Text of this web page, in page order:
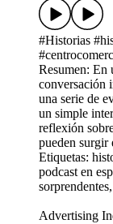
#Historias
Resumen: En
conversación
una serie de
un simple
reflexión
pueden surgir
Etiquetas:
podcast en
Advertising